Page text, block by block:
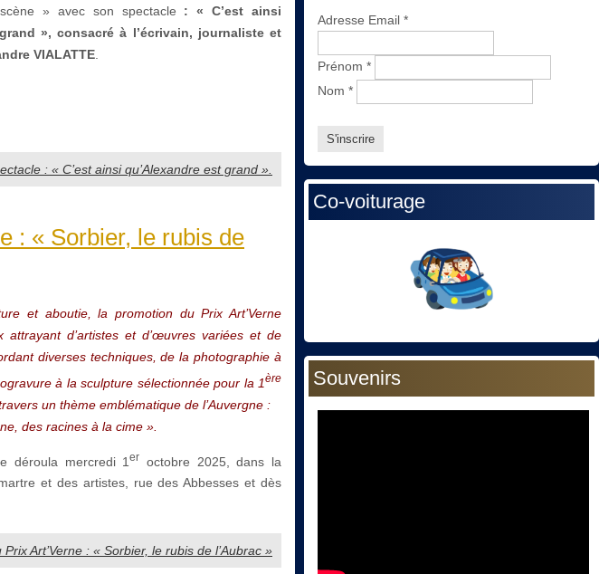
» avec son spectacle : « C’est ainsi
», consacré à l’écrivain, journaliste et
VIALATTE
: « C’est ainsi qu’Alexandre est grand ».
: « Sorbier, le rubis de
et aboutie, la promotion du Prix Art’Verne
attrayant d’artistes et d’œuvres variées et de
diverses techniques, de la photographie à
à la sculpture sélectionnée pour la 1ère
un thème emblématique de l’Auvergne :
des racines à la cime ».
déroula mercredi 1er
octobre 2025, dans la
et des artistes, rue des Abbesses et dès
Art’Verne : « Sorbier, le rubis de l’Aubrac »
Adresse Email *
Prénom *
Nom *
Co-voiturage
Souvenirs